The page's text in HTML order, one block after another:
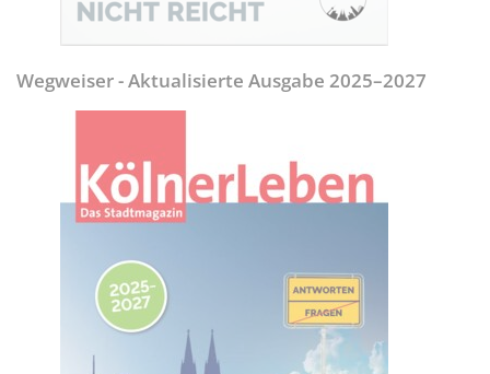
Wegweiser - Aktualisierte Ausgabe 2025–2027